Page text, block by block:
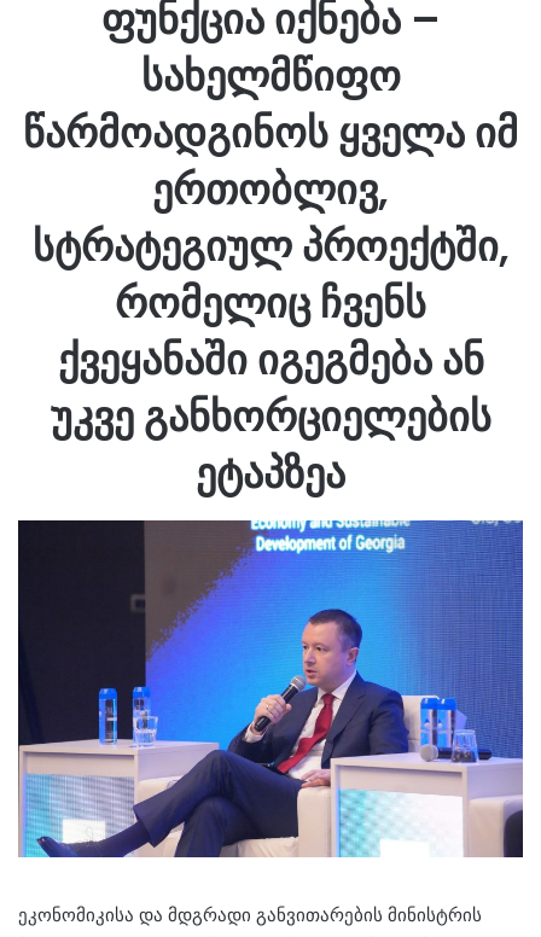
ფუნქცია იქნება –
სახელმწიფო
წარმოადგინოს ყველა იმ
ერთობლივ,
სტრატეგიულ პროექტში,
რომელიც ჩვენს
ქვეყანაში იგეგმება ან
უკვე განხორციელების
ეტაპზეა
ეკონომიკისა და მდგრადი განვითარების მინისტრის